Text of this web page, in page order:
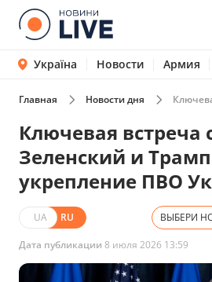
Україна Новости Армия
Главная Новости дня
Ключевая встреча
Зеленский и
укрепление ПВО
UA RU ВЫБЕРИ
Дата публикации 8 июля 2026 13:59